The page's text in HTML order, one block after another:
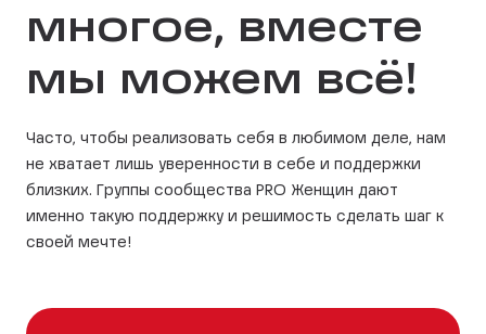
многое, вместе
мы можем всё!
Часто, чтобы реализовать себя в любимом деле, нам
не хватает лишь уверенности в себе и поддержки
близких. Группы сообщества PRO Женщин дают
именно такую поддержку и решимость сделать шаг к
своей мечте!